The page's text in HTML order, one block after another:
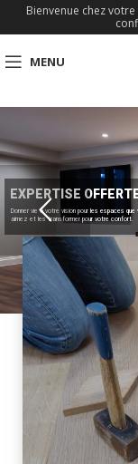
Bienvenue chez
MENU
EXPERTISE
Donner vie à votre vision pour les espaces que
aimez et les transformer pour votre confort.